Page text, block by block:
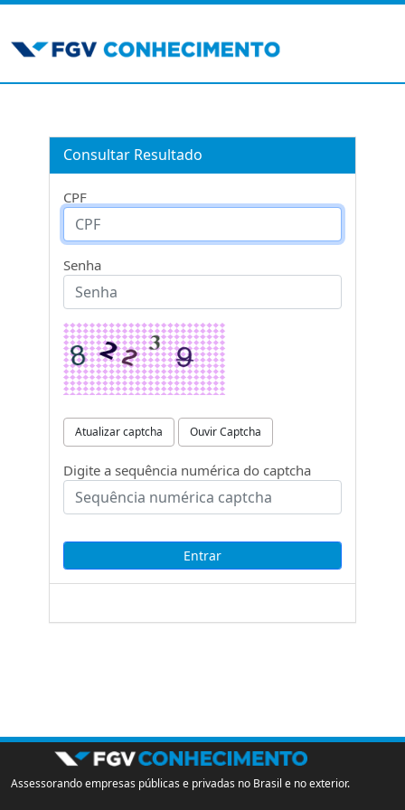
Consultar Resultado
CPF
Senha
Atualizar captcha Ouvir Captcha
Digite a sequência numérica do captcha
Assessorando empresas públicas e privadas no Brasil e no exterior.